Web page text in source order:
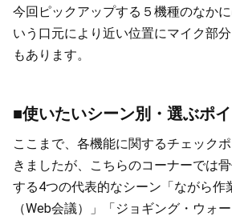
今回ピックアップする５機種のなか
いう口元により近い位置にマイク部
もあります。
■使いたいシーン別・選ぶポ
ここまで、各機能に関するチェック
きましたが、こちらのコーナーでは
する4つの代表的なシーン「ながら作
（Web会議）」「ジョギング・ウォ